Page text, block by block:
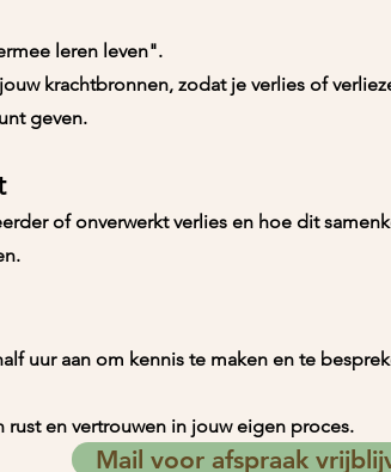
leren leven".
krachtbronnen, zodat je verlies of
geven.
of onverwerkt verlies en hoe dit
uur aan om kennis te maken en te
rust en vertrouwen in jouw eigen proces.
Mail voor afspraak